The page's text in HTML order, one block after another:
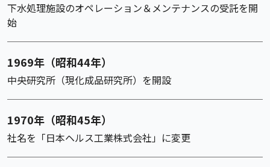
下水処理施設のオペレーション＆メンテナンスの受託を開
始
1969年（昭和44年）
中央研究所（現化成品研究所）を開設
1970年（昭和45年）
社名を「日本ヘルス工業株式会社」に変更